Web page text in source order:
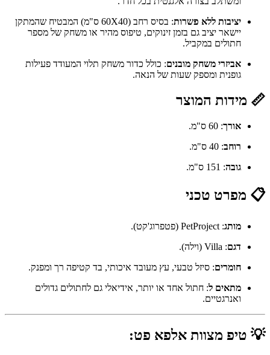
יציבות ללא פשרות
: בסיס רחב (60X40 ס"מ) המבטיח שהמתקן
יישאר יציב גם בזמן זינוקים, טיפוס מהיר או משחק של מספר
חתולים במקביל.
אביזרי משחק מובנים: כולל כדור משחק תלוי המעודד פעילות
גופנית ומספק שעות של הנאה.
📏 מידות המוצר
אורך: 60 ס"מ.
רוחב: 40 ס"מ.
גובה: 151 ס"מ.
📋 מפרט טכני
מותג: PetProject (פטפרוג'קט).
דגם: Villa (וילה).
חומרים: סיזל טבעי, עץ מעובד איכותי, בד קטיפה רך ומפנק.
מתאים ל: חתול אחד או יותר, אידיאלי גם לחתולים גדולים
ואנרגטיים.
💡 טיפ מצוות אלפא פט: